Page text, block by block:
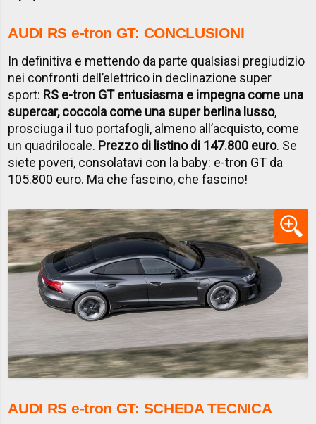
AUDI RS e-tron GT: CONCLUSIONI
In definitiva e mettendo da parte qualsiasi pregiudizio
nei confronti dell’elettrico in declinazione super
sport: RS e-tron GT entusiasma e impegna come una
supercar, coccola come una super berlina lusso,
prosciuga il tuo portafogli, almeno all’acquisto, come
un quadrilocale. Prezzo di listino di 147.800 euro. Se
siete poveri, consolatavi con la baby: e-tron GT da
105.800 euro. Ma che fascino, che fascino!
AUDI RS e-tron GT: SCHEDA TECNICA